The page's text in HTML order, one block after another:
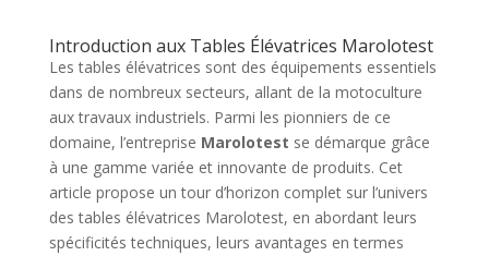
Introduction aux Tables Élévatrices Marolotest
Les tables élévatrices sont des équipements essentiels
dans de nombreux secteurs, allant de la motoculture
aux travaux industriels. Parmi les pionniers de ce
domaine, l’entreprise Marolotest se démarque grâce
à une gamme variée et innovante de produits. Cet
article propose un tour d’horizon complet sur l’univers
des tables élévatrices Marolotest, en abordant leurs
spécificités techniques, leurs avantages en termes